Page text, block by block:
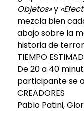
Objetos»y
mezcla bien
abajo sobre la
historia de
TIEMPO
De 20 a 40
participante se
CREADORES
Pablo Patini,